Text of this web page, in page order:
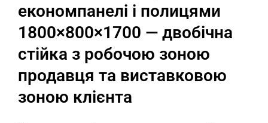
економпанелі і полицями
1800×800×1700 — двобічна
стійка з робочою зоною
продавця та виставковою
зоною клієнта